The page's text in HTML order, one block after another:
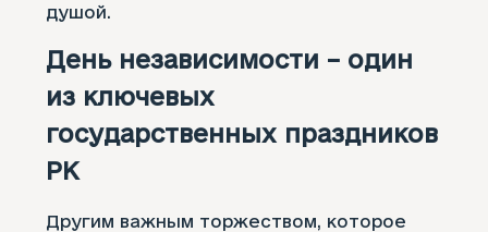
душой.
День независимости – один
из ключевых
государственных праздников
РК
Другим важным торжеством, которое